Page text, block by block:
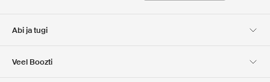
Abi ja tugi
Veel Boozti